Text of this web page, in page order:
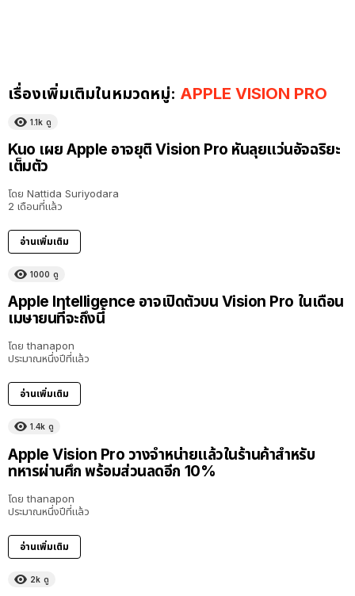
เรื่องเพิ่มเติมในหมวดหมู่: APPLE VISION PRO
1.1k ดู
Kuo เผย Apple อาจยุติ Vision Pro หันลุยแว่นอัจฉริยะ
เต็มตัว
โดย Nattida Suriyodara
2 เดือนที่แล้ว
อ่านเพิ่มเติม
1000 ดู
Apple Intelligence อาจเปิดตัวบน Vision Pro ในเดือน
เมษายนที่จะถึงนี้
โดย thanapon
ประมาณหนึ่งปีที่แล้ว
อ่านเพิ่มเติม
1.4k ดู
Apple Vision Pro วางจำหน่ายแล้วในร้านค้าสำหรับ
ทหารผ่านศึก พร้อมส่วนลดอีก 10%
โดย thanapon
ประมาณหนึ่งปีที่แล้ว
อ่านเพิ่มเติม
2k ดู